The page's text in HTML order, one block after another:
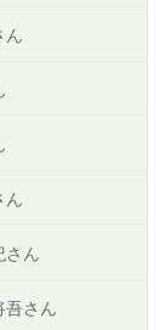
ん
ん
さん
吾さん